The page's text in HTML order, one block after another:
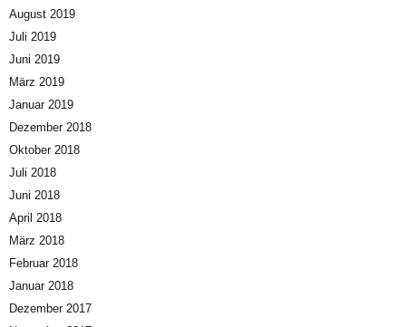
August 2019
Juli 2019
Juni 2019
März 2019
Januar 2019
Dezember 2018
Oktober 2018
Juli 2018
Juni 2018
April 2018
März 2018
Februar 2018
Januar 2018
Dezember 2017